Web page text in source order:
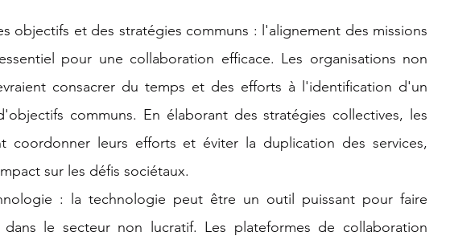
objectifs et des stratégies communs : l'alignement des missions
pour une collaboration efficace. Les organisations non
consacrer du temps et des efforts à l'identification d'un
communs. En élaborant des stratégies collectives, les
coordonner leurs efforts et éviter la duplication des services,
sur les défis sociétaux.
: la technologie peut être un outil puissant pour faire
le secteur non lucratif. Les plateformes de collaboration